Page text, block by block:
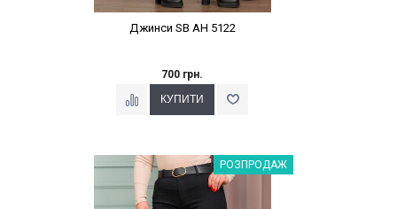
Джинси SB AН 5122
700 грн.
Наклейки Варіант з %РОЗПРОДАЖ